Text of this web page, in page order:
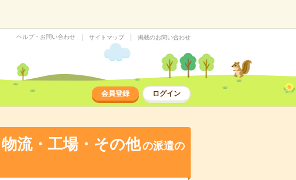
ヘルプ・お問い合わせ サイトマップ 掲載のお問い合わせ
会員登録 ログイン
流・工場・その他の派遣の